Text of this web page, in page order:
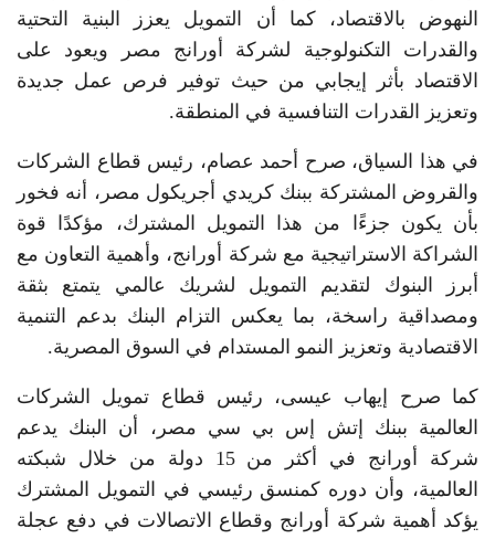
النهوض بالاقتصاد، كما أن التمويل يعزز البنية التحتية
والقدرات التكنولوجية لشركة أورانج مصر ويعود على
الاقتصاد بأثر إيجابي من حيث توفير فرص عمل جديدة
وتعزيز القدرات التنافسية في المنطقة.
في هذا السياق، صرح أحمد عصام، رئيس قطاع الشركات
والقروض المشتركة ببنك كريدي أجريكول مصر، أنه فخور
بأن يكون جزءًا من هذا التمويل المشترك، مؤكدًا قوة
الشراكة الاستراتيجية مع شركة أورانج، وأهمية التعاون مع
أبرز البنوك لتقديم التمويل لشريك عالمي يتمتع بثقة
ومصداقية راسخة، بما يعكس التزام البنك بدعم التنمية
الاقتصادية وتعزيز النمو المستدام في السوق المصرية.
كما صرح إيهاب عيسى، رئيس قطاع تمويل الشركات
العالمية ببنك إتش إس بي سي مصر، أن البنك يدعم
شركة أورانج في أكثر من 15 دولة من خلال شبكته
العالمية، وأن دوره كمنسق رئيسي في التمويل المشترك
يؤكد أهمية شركة أورانج وقطاع الاتصالات في دفع عجلة